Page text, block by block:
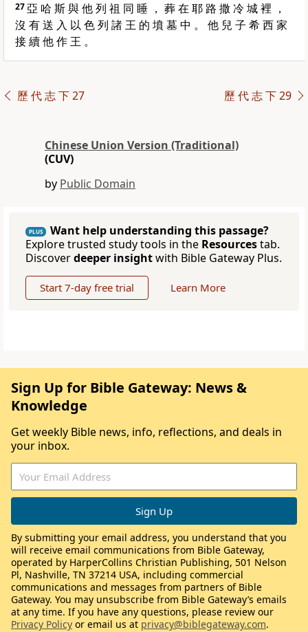
27亞 哈 斯 與 他 列 祖 同 睡 ， 葬 在 耶 路 撒 冷 城 裡 ，
沒 有 送 入 以 色 列 諸 王 的 墳 墓 中 。 他 兒 子 希 西 家
接 續 他 作 王 。
歷 代 志 下 27 歷 代 志 下 29
Chinese Union Version (Traditional)
(CUV)
by Public Domain
PLUS
Want help understanding this passage?
Explore trusted study tools in the Resourcestab.
Discoverdeeper insightwith Bible Gateway Plus.
Start 7-day free trial Learn More
Sign Up for Bible Gateway: News &
Knowledge
Get weekly Bible news, info, reflections, and deals in
your inbox.
By submitting your email address, you understand that you
will receive email communications from Bible Gateway,
operated by HarperCollins Christian Publishing, 501 Nelson
Pl, Nashville, TN 37214 USA, including commercial
communications and messages from partners of Bible
Gateway. You may unsubscribe from Bible Gateway’s emails
at any time. If you have any questions, please review our
Privacy Policy or email us at privacy@biblegateway.com.